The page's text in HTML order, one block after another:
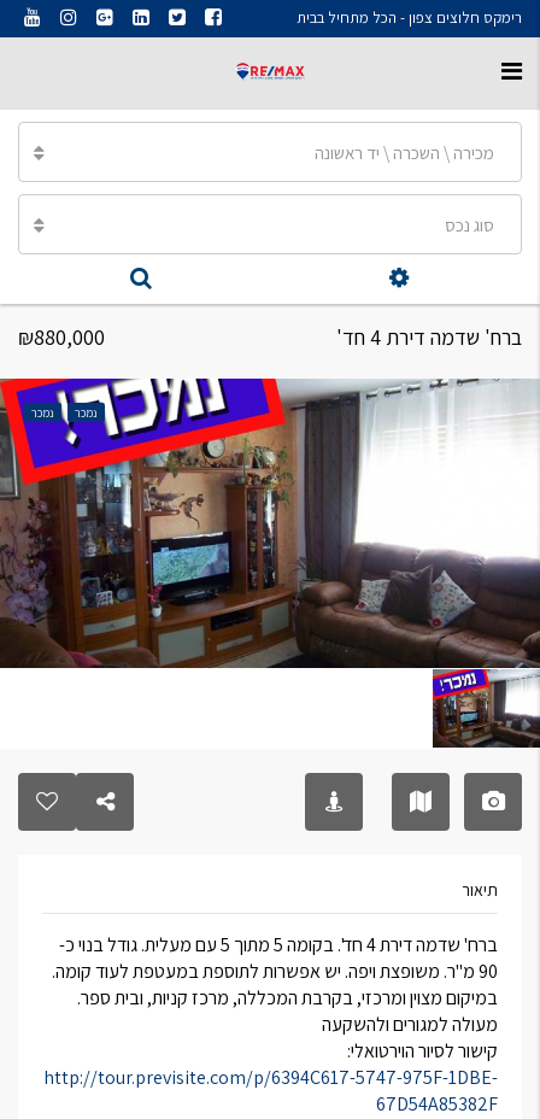
רימקס חלוצים צפון - הכל מתחיל בבית
מכירה \ השכרה \ יד ראשונה
סוג נכס
ברח' שדמה דירת 4 חד' ₪880,000
נמכר נמכר
תיאור
ברח' שדמה דירת 4 חד'. בקומה 5 מתוך 5 עם מעלית. גודל בנוי כ-
90 מ"ר. משופצת ויפה. יש אפשרות לתוספת במעטפת לעוד קומה.
במיקום מצוין ומרכזי, בקרבת המכללה, מרכז קניות, ובית ספר.
מעולה למגורים ולהשקעה
קישור לסיור הוירטואלי:
http://tour.previsite.com/p/6394C617-5747-975F-1DBE-
67D54A85382F